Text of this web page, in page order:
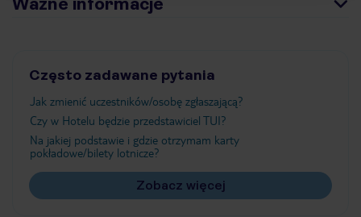
Często zadawane pytania
Jak zmienić uczestników/osobę zgłaszającą?
Czy w Hotelu będzie przedstawiciel TUI?
Na jakiej podstawie i gdzie otrzymam karty
pokładowe/bilety lotnicze?
Zobacz więcej